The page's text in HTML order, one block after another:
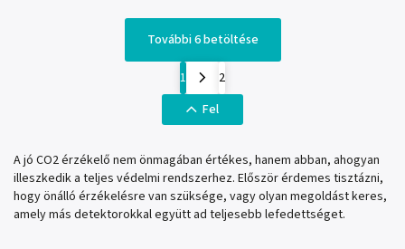
További 6 betöltése
1
2
Fel
A jó CO2 érzékelő nem önmagában értékes, hanem abban, ahogyan
illeszkedik a teljes védelmi rendszerhez. Először érdemes tisztázni,
hogy önálló érzékelésre van szüksége, vagy olyan megoldást keres,
amely más detektorokkal együtt ad teljesebb lefedettséget.